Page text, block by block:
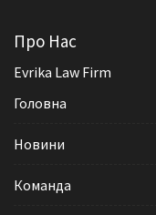
Про Нас
Evrika Law Firm
Головна
Новини
Команда